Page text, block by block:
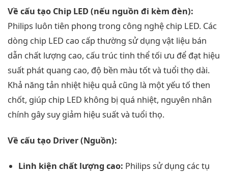
Về cấu tạo Chip LED (nếu nguồn đi kèm đèn):
Philips luôn tiên phong trong công nghệ chip LED. Các
dòng chip LED cao cấp thường sử dụng vật liệu bán
dẫn chất lượng cao, cấu trúc tinh thể tối ưu để đạt hiệu
suất phát quang cao, độ bền màu tốt và tuổi thọ dài.
Khả năng tản nhiệt hiệu quả cũng là một yếu tố then
chốt, giúp chip LED không bị quá nhiệt, nguyên nhân
chính gây suy giảm hiệu suất và tuổi thọ.
Về cấu tạo Driver (Nguồn):
Linh kiện chất lượng cao: Philips sử dụng các tụ